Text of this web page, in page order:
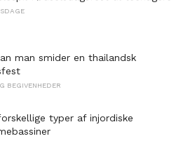
man smider en thailandsk
BEGIVENHEDER
typer af injordiske